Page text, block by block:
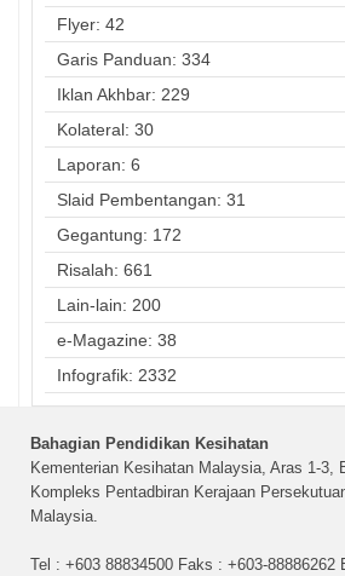
Flyer: 42
Garis Panduan: 334
Iklan Akhbar: 229
Kolateral: 30
Laporan: 6
Slaid Pembentangan: 31
Gegantung: 172
Risalah: 661
Lain-lain: 200
e-Magazine: 38
Infografik: 2332
Bahagian Pendidikan Kesihatan
Kementerian Kesihatan Malaysia, Aras 1-3,
Kompleks Pentadbiran Kerajaan
Malaysia.
Tel : +603 88834500 Faks : +603-88886262